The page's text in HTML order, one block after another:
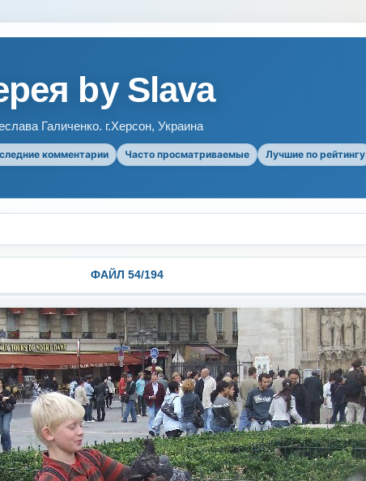
by Slava
Галиченко. г.Херсон, Украина
комментарии Часто просматриваемые Лучшие по рейтингу
ФАЙЛ 54/194